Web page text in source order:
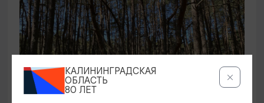
ЭКСКУРСИИ УЧРЕЖДЕНИЙ КУЛЬТУРЫ
КАЛИНИНГРАДСКАЯ
ОБЛАСТЬ
80 ЛЕТ